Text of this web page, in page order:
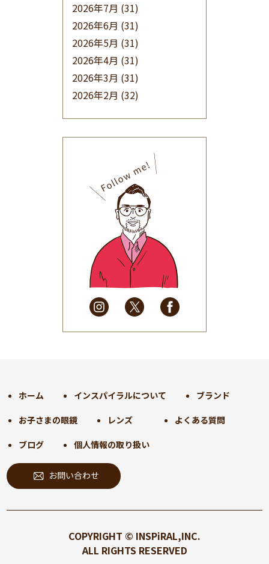
2026年7月 (31)
2026年6月 (31)
2026年5月 (31)
2026年4月 (31)
2026年3月 (31)
2026年2月 (32)
(32)
2025年9月(30)
2025年8月(31)
2025年7月(37)
2025年6月(48)
2025年5月
(41)
2025年4月
(32)
2025年3月(31)
2025年2月
(28)
2025年1月
(34)
2024年9月(30)
2024年7月(31)
2024年6月(30)
2024年5月
2024年4月 (32)
2024年2月(31)
2024年1月(45)
2023年12月(31)
ホーム インスパイラルについて ブランド
お子さまの眼鏡 レンズ よくある質問
ブログ 個人情報の取り扱い
お問い合わせ
COPYRIGHT © INSPiRAL,INC.
ALL RIGHTS RESERVED